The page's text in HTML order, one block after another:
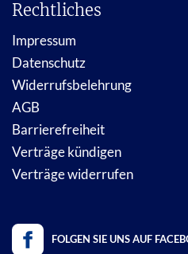
Rechtliches
Impressum
Datenschutz
Widerrufsbelehrung
AGB
Barrierefreiheit
Verträge kündigen
Verträge widerrufen
FOLGEN SIE UNS AUF